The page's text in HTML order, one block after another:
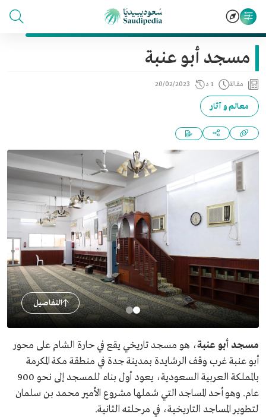
مسجد أبو عنبة
مقالة 1 د 20/02/2023
معالم و آثار
التفاصيل
مسجد أبو عنبة، هو مسجد تاريخي يقع في حارة الشام على محور
أبو عنبة غرب وقف الرشايدة بمدينة جدة في منطقة مكة المكرمة
بالمملكة العربية السعودية، يعود أول بناء للمسجد إلى نحو 900
عام. وهو أحد المساجد التي شملها مشروع الأمير محمد بن سلمان
لتطوير المساجد التاريخية، في مرحلته الثانية.